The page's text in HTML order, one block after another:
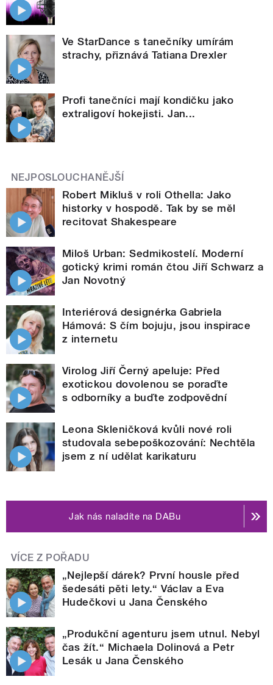
Ve StarDance s tanečníky umírám
strachy, přiznává Tatiana Drexler
Profi tanečníci mají kondičku jako
extraligoví hokejisti. Jan...
NEJPOSLOUCHANĚJŠÍ
Robert Mikluš v roli Othella: Jako
historky v hospodě. Tak by se měl
recitovat Shakespeare
Miloš Urban: Sedmikostelí. Moderní
gotický krimi román čtou Jiří Schwarz a
Jan Novotný
Interiérová designérka Gabriela
Hámová: S čím bojuju, jsou inspirace
z internetu
Virolog Jiří Černý apeluje: Před
exotickou dovolenou se poraďte
s odborníky a buďte zodpovědní
Leona Skleničková kvůli nové roli
studovala sebepoškozování: Nechtěla
jsem z ní udělat karikaturu
Jak nás naladíte na DABu
VÍCE Z POŘADU
„Nejlepší dárek? První housle před
šedesáti pěti lety.“ Václav a Eva
Hudečkovi u Jana Čenského
„Produkční agenturu jsem utnul. Nebyl
čas žít.“ Michaela Dolinová a Petr
Lesák u Jana Čenského